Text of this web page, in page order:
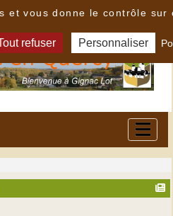
et vous donne le contrôle sur
refuser Personnaliser